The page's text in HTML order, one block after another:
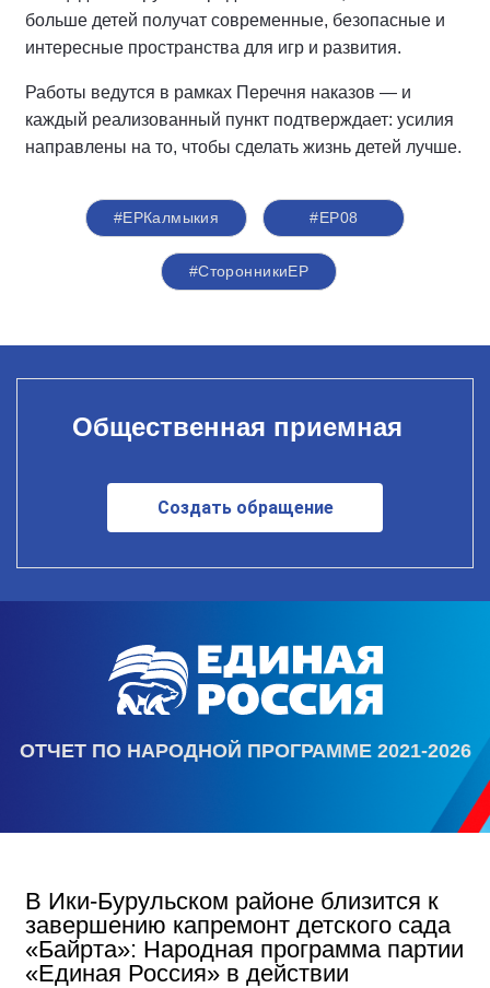
больше детей получат современные, безопасные и
интересные пространства для игр и развития.
Работы ведутся в рамках Перечня наказов — и
каждый реализованный пункт подтверждает: усилия
направлены на то, чтобы сделать жизнь детей лучше.
#ЕРКалмыкия #ЕР08
#СторонникиЕР
Общественная приемная
Создать обращение
ОТЧЕТ ПО НАРОДНОЙ ПРОГРАММЕ 2021-2026
В Ики‑Бурульском районе близится к
завершению капремонт детского сада
«Байрта»: Народная программа партии
«Единая Россия» в действии